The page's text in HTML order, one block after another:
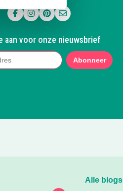
Volg ons op Facebook
Volg ons op Instagram
Volg ons op Pinterest
Mail ons
aan voor onze nieuwsbrief
Abonneer
Alle blogs